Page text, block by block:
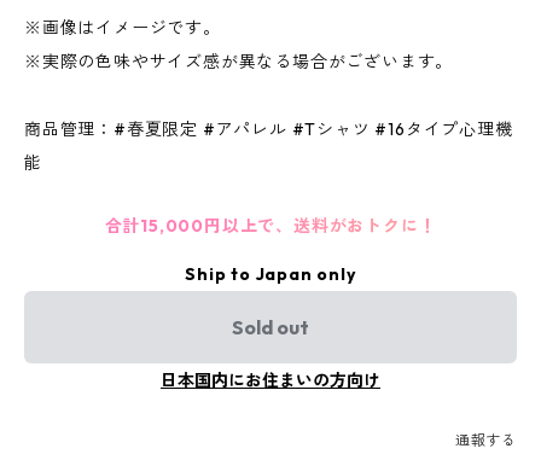
※画像はイメージです。
※実際の色味やサイズ感が異なる場合がございます。
商品管理：#春夏限定 #アパレル #Tシャツ #16タイプ心理機
能
合計15,000円以上で、送料がおトクに！
Ship to Japan only
Sold out
日本国内にお住まいの方向け
通報する